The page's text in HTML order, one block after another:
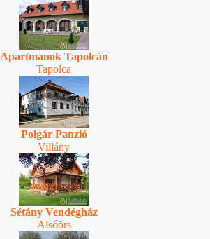
Apartmanok Tapolcán
Tapolca
Polgár Panzió
Villány
Sétány Vendégház
Alsóörs